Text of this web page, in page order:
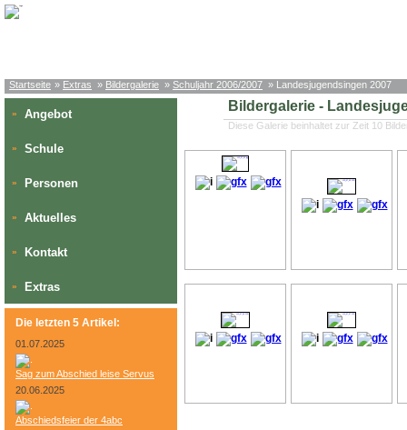
Startseite » Extras » Bildergalerie » Schuljahr 2006/2007 » Landesjugendsingen 2007
» Angebot
» Schule
» Personen
» Aktuelles
» Kontakt
» Extras
Die letzten 5 Artikel:
01.07.2025
Sag zum Abschied leise Servus
20.06.2025
Abschiedsfeier der 4abc
Bildergalerie -
Diese Galerie beinhaltet zur Zeit 10